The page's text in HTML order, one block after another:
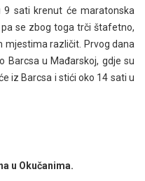
9 sati krenut će maratonska
se zbog toga trči štafetno,
mjestima različit. Prvog dana
Barcsa u Mađarskoj, gdje su
iz Barcsa i stići oko 14 sati u
u Okučanima.